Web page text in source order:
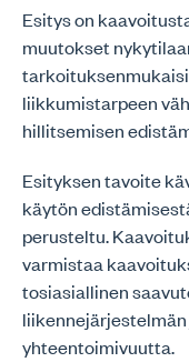
Esitys on
muutokset
liikkumistarpeen
hillitsemisen
Esityksen tavoite
käytön
perusteltu.
varmistaa
tosiasiallinen
yhteentoimivuutta.